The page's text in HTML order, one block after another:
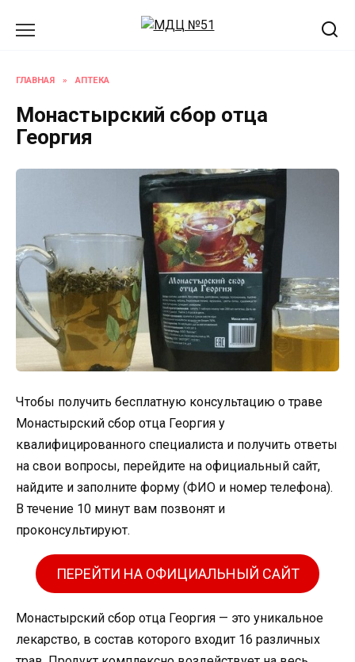
ГЛАВНАЯ » АПТЕКА
Монастырский сбор отца
Георгия
Чтобы получить бесплатную консультацию о траве
Монастырский сбор отца Георгия у
квалифицированного специалиста и получить ответы
на свои вопросы, перейдите на официальный сайт,
найдите и заполните форму (ФИО и номер телефона).
В течение 10 минут вам позвонят и
проконсультируют.
ПЕРЕЙТИ НА ОФИЦИАЛЬНЫЙ САЙТ
Монастырский сбор отца Георгия — это уникальное
лекарство, в состав которого входит 16 различных